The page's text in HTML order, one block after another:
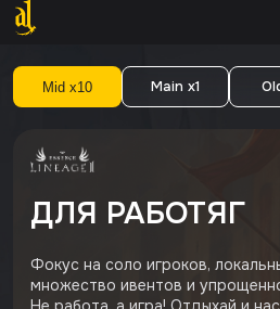
Mid x10 Main x1
ДЛЯ РАБОТЯГ
Фокус на соло игроков,
множество ивентов и